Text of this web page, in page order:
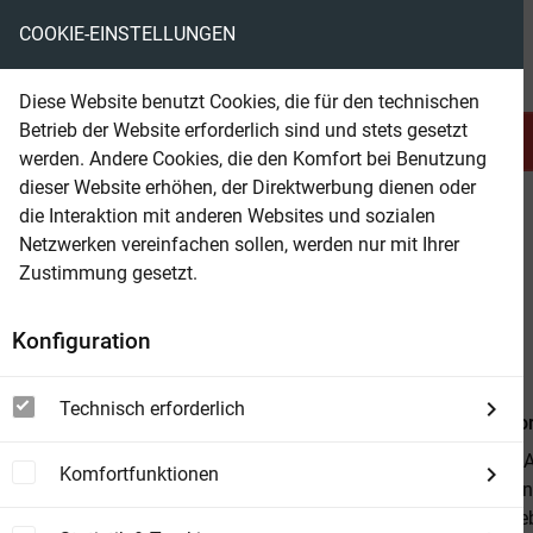
Serien & Abo Belletristik
beam Belletristik Fantasy Fantasy allgemein
Beam Shop
Roman
Die Welt
Journalist
COOKIE-EINSTELLUNGEN
Diese Website benutzt Cookies, die für den technischen
Betrieb der Website erforderlich sind und stets gesetzt
werden. Andere Cookies, die den Komfort bei Benutzung
dieser Website erhöhen, der Direktwerbung dienen oder
die Interaktion mit anderen Websites und sozialen
Netzwerken vereinfachen sollen, werden nur mit Ihrer
Zustimmung gesetzt.
Konfiguration
Technisch erforderlich
Komfortfunktionen